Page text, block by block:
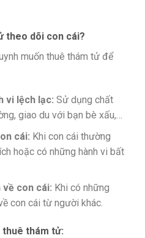
theo dõi con cái?
muốn thuê thám tử để
vi lệch lạc: Sử dụng chất
giao du với bạn bè xấu,…
cái: Khi con cái thường
hoặc có những hành vi bất
về con cái: Khi có những
con cái từ người khác.
thuê thám tử: